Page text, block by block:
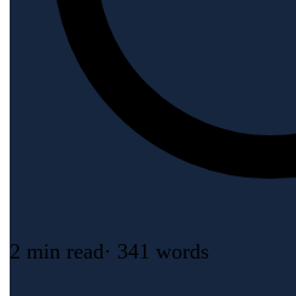
2 min read· 341 words